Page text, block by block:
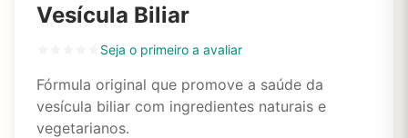
Vesícula Biliar
Seja o primeiro a avaliar
Fórmula original que promove a saúde da
vesícula biliar com ingredientes naturais e
vegetarianos.